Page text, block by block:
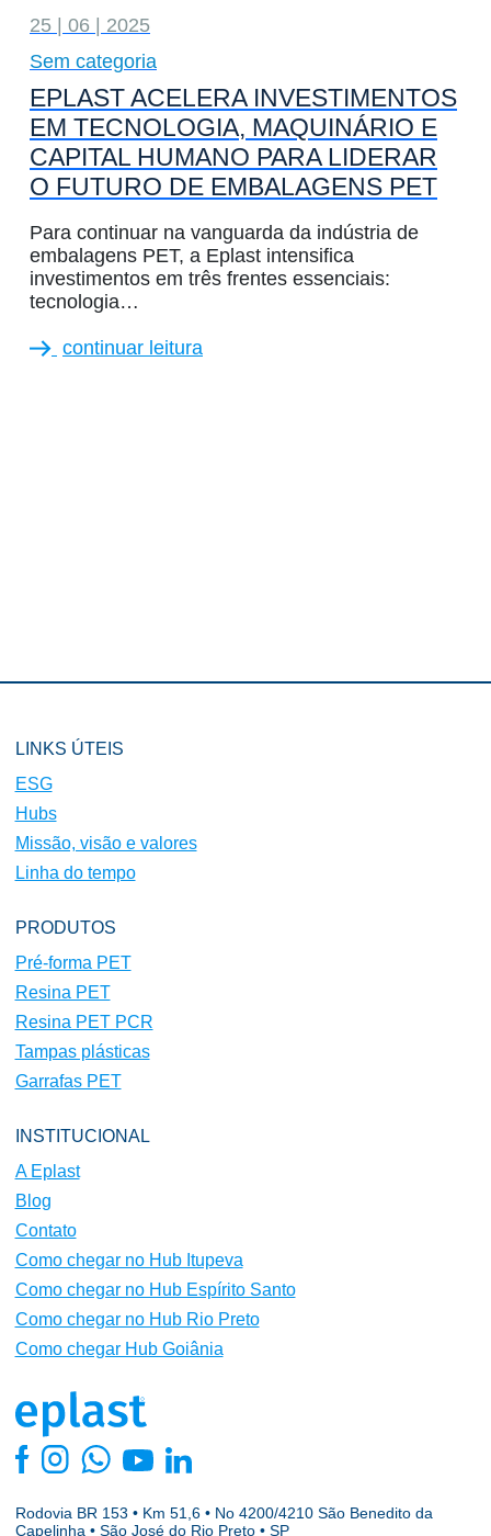
25 | 06 | 2025
Sem categoria
EPLAST ACELERA INVESTIMENTOS
EM TECNOLOGIA, MAQUINÁRIO E
CAPITAL HUMANO PARA LIDERAR
O FUTURO DE EMBALAGENS PET
Para continuar na vanguarda da indústria de
embalagens PET, a Eplast intensifica
investimentos em três frentes essenciais:
tecnologia…
continuar leitura
LINKS ÚTEIS
ESG
Hubs
Missão, visão e valores
Linha do tempo
PRODUTOS
Pré-forma PET
Resina PET
Resina PET PCR
Tampas plásticas
Garrafas PET
INSTITUCIONAL
A Eplast
Blog
Contato
Como chegar no Hub Itupeva
Como chegar no Hub Espírito Santo
Como chegar no Hub Rio Preto
Como chegar Hub Goiânia
Rodovia BR 153 • Km 51,6 • No 4200/4210 São Benedito da
Capelinha • São José do Rio Preto • SP